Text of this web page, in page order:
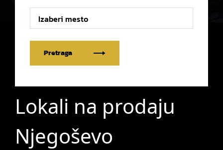
Izaberi mesto
Pretraga
Lokali na prodaju
Njegoševo